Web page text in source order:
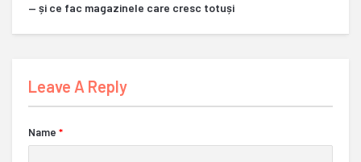
— și ce fac magazinele care cresc totuși
Leave A Reply
Name *